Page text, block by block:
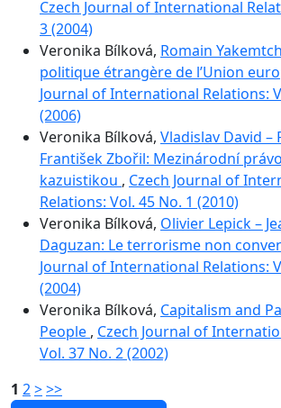
Czech Journal of International
3 (2004)
Veronika Bílková, Romain
politique étrangère de l’Union
Journal of International Relations:
(2006)
Veronika Bílková, Vladislav David –
František Zbořil: Mezinárodní
kazuistikou , Czech Journal of
Relations: Vol. 45 No. 1 (2010)
Veronika Bílková, Olivier Lepick –
Daguzan: Le terrorisme non
Journal of International Relations:
(2004)
Veronika Bílková, Capitalism and
People , Czech Journal of
Vol. 37 No. 2 (2002)
1 2>>>